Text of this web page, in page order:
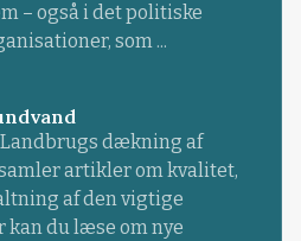
– også i det politiske
som ...
dækning af
artikler om kvalitet,
af den vigtige
kan du læse om nye